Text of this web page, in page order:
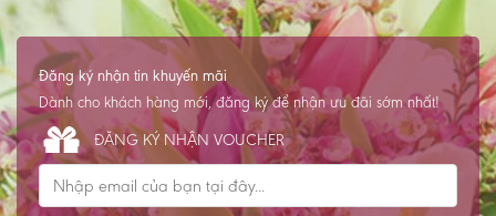
Đăng ký nhận tin khuyến mãi
Dành cho khách hàng mới, đăng ký để nhận ưu đãi sớm nhất!
ĐĂNG KÝ NHẬN VOUCHER